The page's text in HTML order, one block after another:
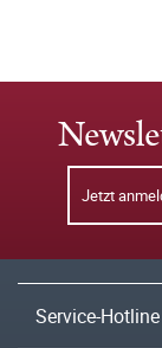
Jetzt
Service-Hotline